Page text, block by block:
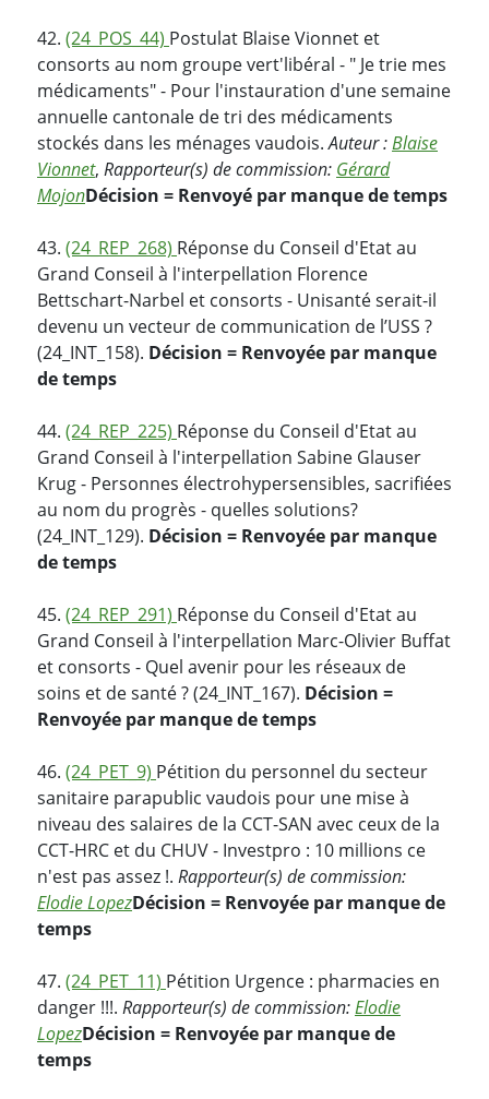
42. (24_POS_44) Postulat Blaise Vionnet et
consorts au nom groupe vert'libéral - " Je trie mes
médicaments" - Pour l'instauration d'une semaine
annuelle cantonale de tri des médicaments
stockés dans les ménages vaudois.Auteur :Blaise
Vionnet, Rapporteur(s) de commission: Gérard
MojonDécision = Renvoyé par manque de temps
43. (24_REP_268) Réponse du Conseil d'Etat au
Grand Conseil à l'interpellation Florence
Bettschart-Narbel et consorts - Unisanté serait-il
devenu un vecteur de communication de l’USS ?
(24_INT_158). Décision = Renvoyée par manque
de temps
44. (24_REP_225) Réponse du Conseil d'Etat au
Grand Conseil à l'interpellation Sabine Glauser
Krug - Personnes électrohypersensibles, sacrifiées
au nom du progrès - quelles solutions?
(24_INT_129). Décision = Renvoyée par manque
de temps
45. (24_REP_291) Réponse du Conseil d'Etat au
Grand Conseil à l'interpellation Marc-Olivier Buffat
et consorts - Quel avenir pour les réseaux de
soins et de santé ? (24_INT_167). Décision =
Renvoyée par manque de temps
46. (24_PET_9) Pétition du personnel du secteur
sanitaire parapublic vaudois pour une mise à
niveau des salaires de la CCT-SAN avec ceux de la
CCT-HRC et du CHUV - Investpro : 10 millions ce
n'est pas assez !. Rapporteur(s) de commission:
Elodie LopezDécision = Renvoyée par manque de
temps
47. (24_PET_11) Pétition Urgence : pharmacies en
danger !!!. Rapporteur(s) de commission:Elodie
LopezDécision = Renvoyée par manque de
temps